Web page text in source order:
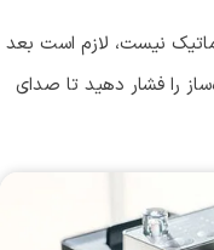
نیست، لازم است بعد
را فشار دهید تا صدای